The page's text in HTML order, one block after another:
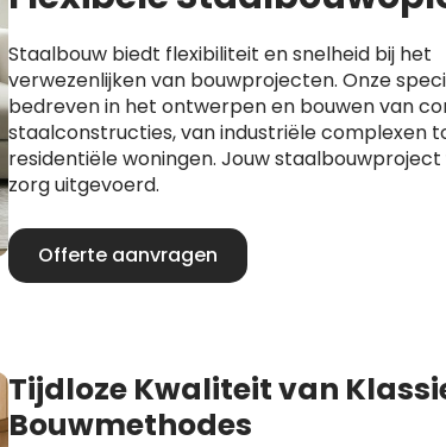
Staalbouw biedt flexibiliteit en snelheid bij het
verwezenlijken van bouwprojecten. Onze
bedreven in het ontwerpen en bouwen van
staalconstructies, van industriële complexen
residentiële woningen. Jouw
zorg uitgevoerd.
Offerte aanvragen
Tijdloze Kwaliteit van
Bouwmethodes